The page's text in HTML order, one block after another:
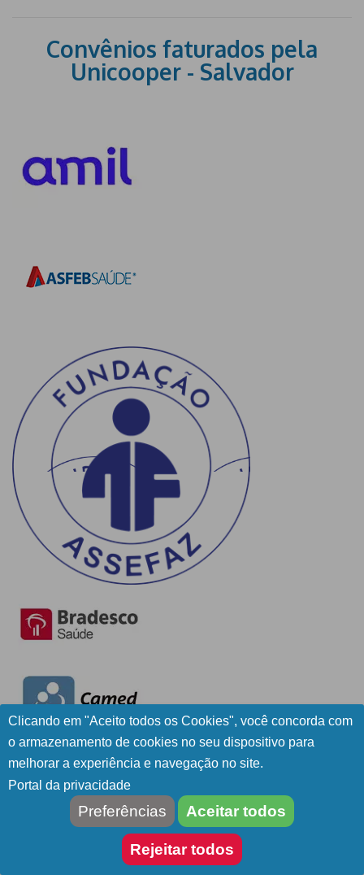
Clicando em "Aceito todos os Cookies", você concorda com
o armazenamento de cookies no seu dispositivo para
melhorar a experiência e navegação no site.
Portal da privacidade
Preferências Aceitar todos
Rejeitar todos
Convênios faturados pela
Unicooper - Salvador